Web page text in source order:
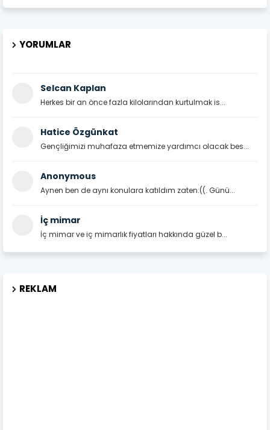
YORUMLAR
Selcan Kaplan
Herkes bir an önce fazla kilolarından kurtulmak is...
Hatice Özgünkat
Gençliğimizi muhafaza etmemize yardımcı olacak bes...
Anonymous
Aynen ben de aynı konulara katıldım zaten:((. Günü...
İç mimar
İç mimar ve iç mimarlık fiyatları hakkında güzel b...
REKLAM